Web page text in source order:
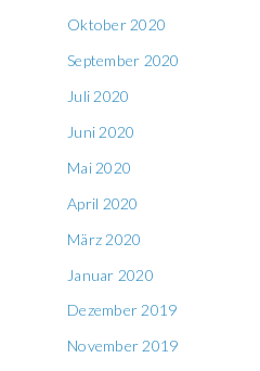
Oktober 2020
September 2020
Juli 2020
Juni 2020
Mai 2020
April 2020
März 2020
Januar 2020
Dezember 2019
November 2019